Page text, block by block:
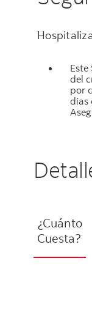
del
por
días
¿Cuánto
Cuesta?